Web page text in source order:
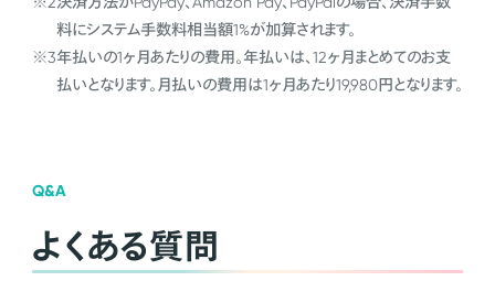
料にシステム手数料相当額1%が加算されます。
※3年払いの1ヶ月あたりの費用。年払いは、12ヶ月まとめてのお支
払いとなります。月払いの費用は1ヶ月あたり19,980円となります。
Q&A
よくある質問